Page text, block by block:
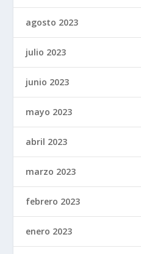
agosto 2023
julio 2023
junio 2023
mayo 2023
abril 2023
marzo 2023
febrero 2023
enero 2023